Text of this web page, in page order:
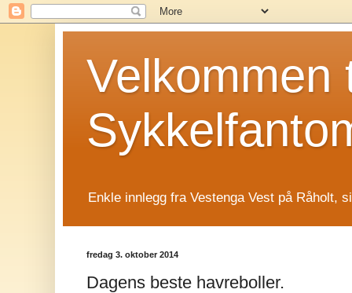
Velkommen
Enkle innlegg fra Vestenga Vest på Råholt,
fredag 3. oktober 2014
Dagens beste havreboller.